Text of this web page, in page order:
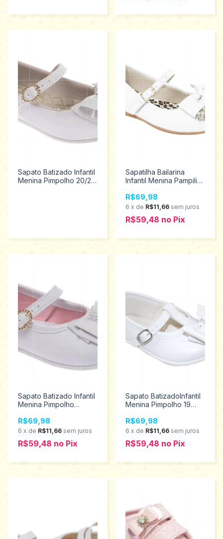
Sapato Batizado Infantil
Menina Pimpolho 20/25
Sapatilha Bailarina
Infantil Menina Pampili
188.195
R$69,98
6 x de R$11,66 sem juros
R$59,48 no Pix
Sapato Batizado Infantil
Menina Pimpolho
R$69,98
6 x de R$11,66 sem juros
R$59,48 no Pix
Sapato BatizadoInfantil
Menina Pimpolho 19
R$69,98
6 x de R$11,66 sem juros
R$59,48 no Pix